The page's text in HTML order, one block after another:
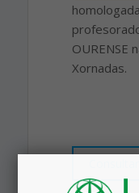
OURENSE
Xornadas.